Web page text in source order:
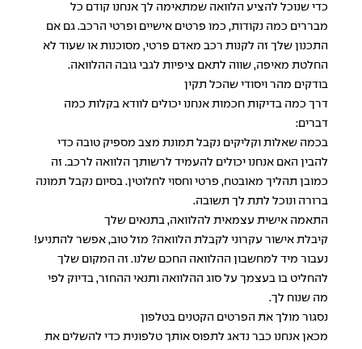
כדי שנוכל להציע הלוואה שמתאימה לך אנחנו קודם כל
מבררים כמה נקודות, כמו פרטים אישיים ופרטי הרכב. גם אם
התכנון שלך זה לקנות רכב מאדם פרטי, מסוכנות או שעוד לא
החלטת מאיפה, שווה לתאם ציפיות לגבי גובה ההלוואה.
בודקים מהר ויסודי שהכל תקין
דרך כמה בדיקות חכמות אנחנו יכולים לוודא בקלות כמה
דברים:
בכמה שאלות וקליקים נקבל תמונת מצב מספיק טובה כדי
להבין האם אנחנו יכולים להעמיד לרשותך הלוואה לרכב. זה
כמובן תהליך מאובטח, פרטי וחסוי לחלוטין. בסיום נקבל תמונה
ברורה ונוכל לתת לך תשובה.
התאמה אישית עצמאית להלוואה, בתנאים שלך
קיבלת אישור עקרוני לקבלת הלוואה? מזל טוב, אפשר להתניע!
נעבור מיד למחשבון ההלוואה החכם שלנו. זה המקום שלך
להחליט בו בעצמך על סוג ההלוואה ותנאי ההחזר, בדיוק לפי
מה שנוח לך.
נסגור מולך את הפרטים הקטנים בטלפון
מכאן אנחנו כבר נדאג לתפוס אותך טלפונית כדי להשלים את